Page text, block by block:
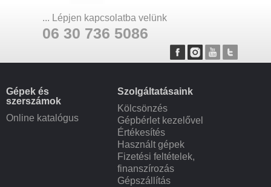
... Lépjen kapcsolatba velünk
06 30 736 5086
Gépek és
szerszámok
Online katalógus
Szolgáltatásaink
Kölcsönzés
Gépbérlet kezelővel
Értékesítés
Használt gépek
Fizetési feltételek,
finanszírozás
Gépszállítás